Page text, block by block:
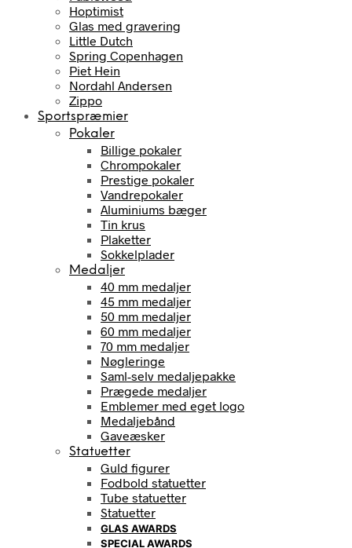
Hoptimist
Glas med gravering
Little Dutch
Spring Copenhagen
Piet Hein
Nordahl Andersen
Zippo
Sportspræmier
Pokaler
Billige pokaler
Chrompokaler
Prestige pokaler
Vandrepokaler
Aluminiums bæger
Tin krus
Plaketter
Sokkelplader
Medaljer
40 mm medaljer
45 mm medaljer
50 mm medaljer
60 mm medaljer
70 mm medaljer
Nøgleringe
Saml-selv medaljepakke
Prægede medaljer
Emblemer med eget logo
Medaljebånd
Gaveæsker
Statuetter
Guld figurer
Fodbold statuetter
Tube statuetter
Statuetter
GLAS AWARDS
SPECIAL AWARDS